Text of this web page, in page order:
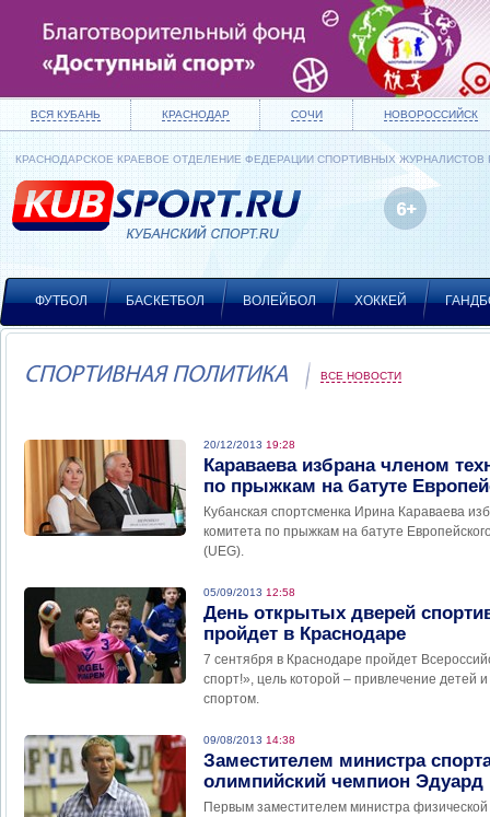
ВСЯ КУБАНЬ КРАСНОДАР СОЧИ НОВОРОССИЙСК
КРАСНОДАРСКОЕ КРАЕВОЕ ОТДЕЛЕНИЕ ФЕДЕРАЦИИ СПОРТИВНЫХ ЖУРНАЛИСТОВ
ФУТБОЛ БАСКЕТБОЛ ВОЛЕЙБОЛ ХОККЕЙ
СПОРТИВНАЯ ПОЛИТИКА ВСЕ НОВОСТИ
20/12/2013 19:28
Караваева избрана членом
по прыжкам на батуте
Кубанская спортсменка Ирина Караваева
комитета по прыжкам на батуте
(UEG).
05/09/2013 12:58
День открытых дверей
пройдет в Краснодаре
7 сентября в Краснодаре пройдет
спорт!», цель которой – привлечение детей
спортом.
09/08/2013 14:38
Заместителем министра
олимпийский чемпион Эдуард
Первым заместителем министра физической